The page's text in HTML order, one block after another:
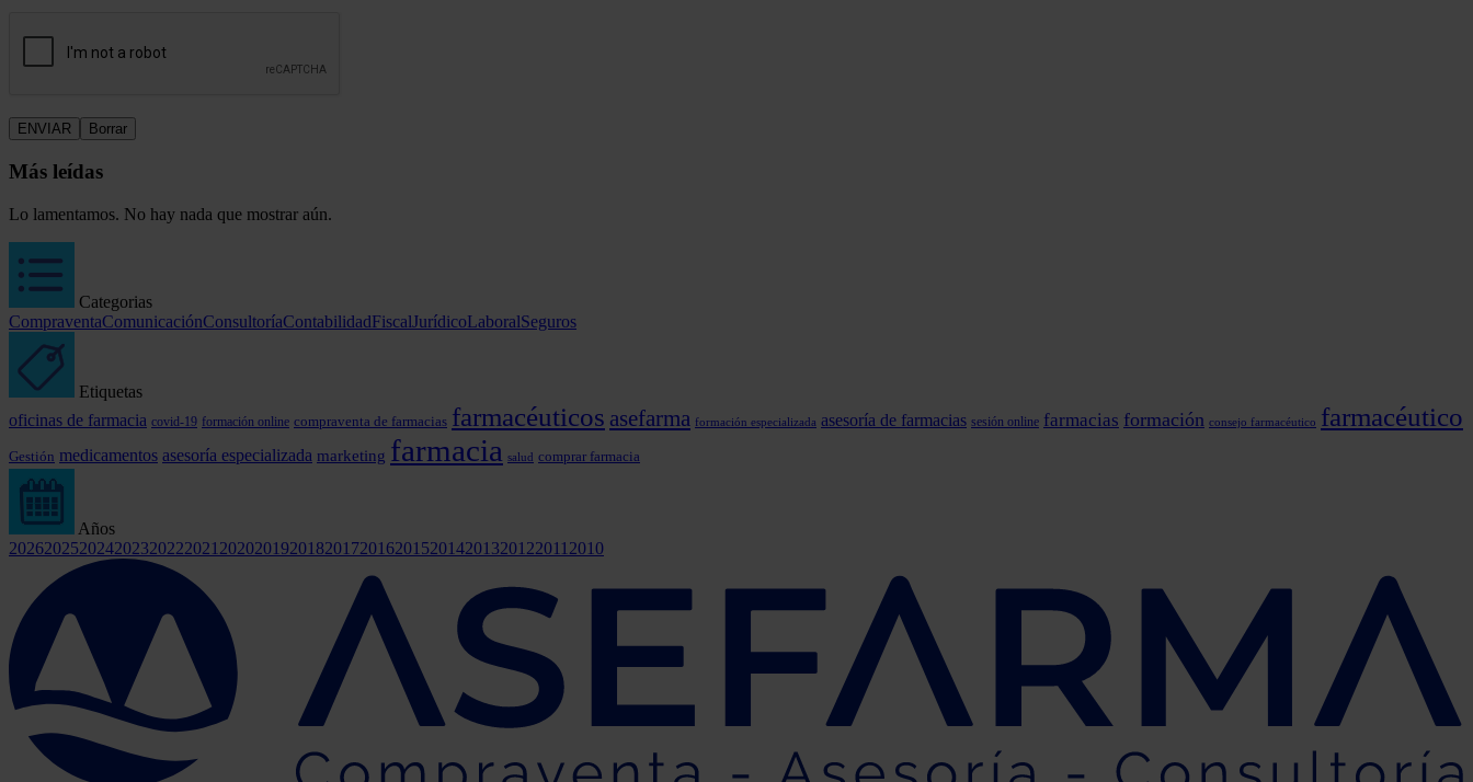
Más leídas
Lo lamentamos. No hay nada que mostrar aún.
Categorias
CompraventaComunicaciónConsultoríaContabilidadFiscalJurídicoLaboralSeguros
Etiquetas
oficinas de farmacia covid-19 formación online compraventa de farmacias farmacéuticos asefarma formación especializada asesoría de farmacias sesión online farmacias formación consejo farmacéutico farmacéutico
Gestión medicamentos asesoría especializada marketing farmacia salud comprar farmacia
Años
202620252024202320222021 2020201920182017201620152014201320122011 2010